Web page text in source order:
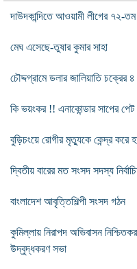
দাউদকান্দিতে আওয়ামী লীগের ৭২-তম
মেঘ এসেছে-তুষার কুমার সাহা
চৌদ্দগ্রামে ডলার জালিয়াতি
কি ভয়ংকর !! এনাকোন্ডার সাপের
বুড়িচংয়ে রোগীর মৃত্যুকে কেন্দ্র করে
দ্বিতীয় বারের মত সংসদ সদস্য
বাংলাদেশ আবৃত্তিশিল্পী সংসদ গঠন
কুমিল্লায় নিরাপদ অভিবাসন
উদ্বুদ্ধকরণ সভা